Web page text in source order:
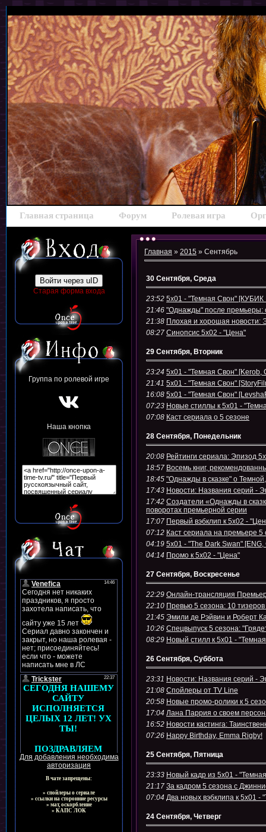
Главная страница Форум Ролевая игра
Войти через uID
Старая форма входа
Группа по ролевой игре
Наша кнопка
Для добавления необходима
авторизация
В чате запрещены:
» спойлеры о сериале
» ссылки на сторонние ресурсы
» мат, оскорбление
» КАПС ЛОК
Главная » 2015 » Сентябрь
30 Сентября, Среда
23:52 5x01 - "Темная Свон"
21:46 "Однажды" после премьеры:
21:38 Плохая и хорошая новости:
08:27 Синопсис 5х02 - "Цена"
29 Сентября, Вторник
23:24 5x01 - "Темная Свон"
21:41 5x01 - "Темная Свон"
16:08 5x01 - "Темная Свон"
07:23 Новые стиллы к 5х01 -
07:08 Каст сериала о 5 сезоне
28 Сентября, Понедельник
20:08 Рейтинги сериала: Эпизод
18:57 Восемь книг,
18:45 "Однажды в сказке" о
17:43 Новости: Названия серий -
17:42 Создатели «Однажды в
поворотах премьерной серии
17:07 Первый вэбклип к 5х02 -
07:12 Каст сериала на премьере 5
04:19 5x01 - "The Dark Swan"
04:14 Промо к 5х02 - "Цена"
27 Сентября, Воскресенье
22:29 Онлайн-трансляция
22:10 Превью 5 сезона: 10
21:45 Эмили де Рэйвин и Роберт
10:26 Спецвыпуск 5 сезона:
08:29 Новый стилл к 5х01 -
26 Сентября, Суббота
23:31 Новости: Названия серий -
21:08 Спойлеры от TV Line
20:58 Новые промо-ролики к 5
17:04 Лана Паррия о своем
16:52 Новости кастинга:
07:26 Happy Birthday, Emma Rigby!
25 Сентября, Пятница
23:33 Новый кадр из 5х01 -
21:17 За кадром 5 сезона с
07:04 Два новых вэбклипа к 5х01 -
24 Сентября, Четверг